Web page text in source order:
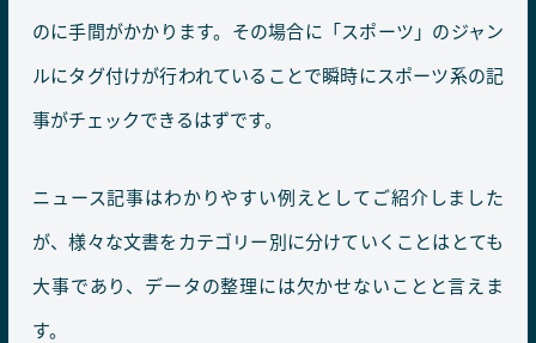
のに手間がかかります。その場合に「スポーツ」のジャン
ルにタグ付けが行われていることで瞬時にスポーツ系の記
事がチェックできるはずです。
ニュース記事はわかりやすい例えとしてご紹介しました
が、様々な文書をカテゴリー別に分けていくことはとても
大事であり、データの整理には欠かせないことと言えま
す。